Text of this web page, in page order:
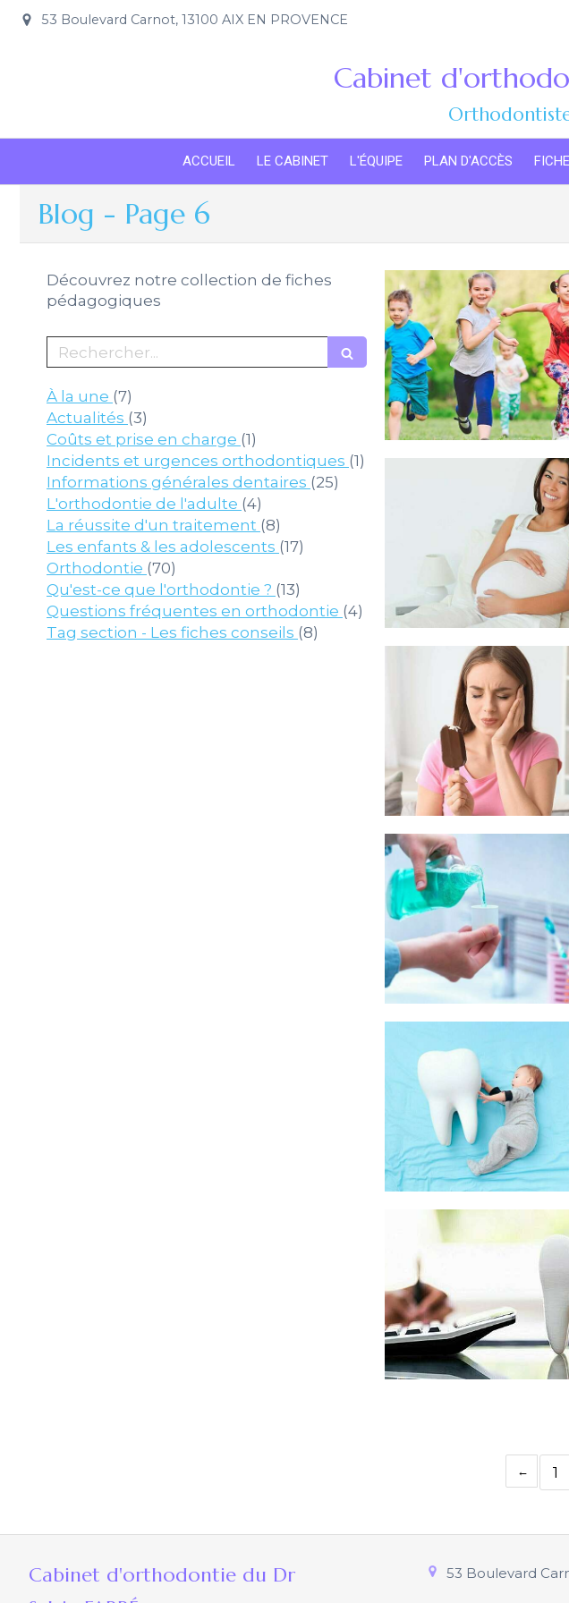
53 Boulevard Carnot, 13100 AIX EN PROVENCE
Cabinet
Orthodontiste
ACCUEIL LE CABINET L'ÉQUIPE PLAN D'ACCÈS
Blog - Page 6
1
Découvrez notre collection de fiches
pédagogiques
Rechercher
À la une (7)
Actualités (3)
Coûts et prise en charge (1)
Incidents et urgences orthodontiques (1) Articles Count
Informations générales dentaires (25)
L'orthodontie de l'adulte (4)
La réussite d'un traitement (8)
Les enfants & les adolescents (17)
Orthodontie (70)
Qu'est-ce que l'orthodontie ? (13)
Questions fréquentes en orthodontie (4) Articles Count
Tag section - Les fiches conseils (8) Articles Count
Cabinet d'orthodontie du Dr
53 Boulevard